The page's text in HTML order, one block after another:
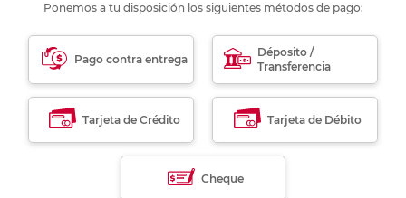
Ponemos a tu disposición los siguientes métodos de pago:
Pago contra entrega
Déposito /
Transferencia
Tarjeta de Crédito Tarjeta de Débito
Cheque